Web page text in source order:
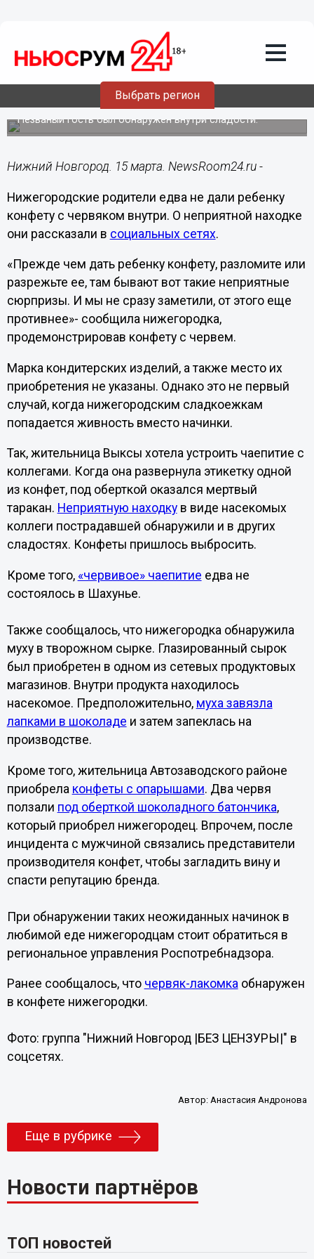
Выбрать регион
15.03.202119:10
Маленького нижегородца едва не
угостили червивой конфетой
Незваный гость был обнаружен внутри сладости.
Нижний Новгород. 15 марта. NewsRoom24.ru -
Нижегородские родители едва не дали ребенку
конфету с червяком внутри. О неприятной находке
они рассказали в социальных сетях.
«Прежде чем дать ребенку конфету, разломите или
разрежьте ее, там бывают вот такие неприятные
сюрпризы. И мы не сразу заметили, от этого еще
противнее»- сообщила нижегородка,
продемонстрировав конфету с червем.
Марка кондитерских изделий, а также место их
приобретения не указаны. Однако это не первый
случай, когда нижегородским сладкоежкам
попадается живность вместо начинки.
Так, жительница Выксы хотела устроить чаепитие с
коллегами. Когда она развернула этикетку одной
из конфет, под оберткой оказался мертвый
таракан. Неприятную находкув виде насекомых
коллеги пострадавшей обнаружили и в других
сладостях. Конфеты пришлось выбросить.
Кроме того, «червивое» чаепитие едва не
состоялось в Шахунье.
Также сообщалось, что нижегородка обнаружила
муху в творожном сырке. Глазированный сырок
был приобретен в одном из сетевых продуктовых
магазинов. Внутри продукта находилось
насекомое. Предположительно, муха завязла
лапками в шоколаде и затем запеклась на
производстве.
Кроме того, жительница Автозаводского районе
приобрела конфеты с опарышами. Два червя
ползали под оберткой шоколадного батончика,
который приобрел нижегородец. Впрочем, после
инцидента с мужчиной связались представители
производителя конфет, чтобы загладить вину и
спасти репутацию бренда.
При обнаружении таких неожиданных начинок в
любимой еде нижегородцам стоит обратиться в
региональное управления Роспотребнадзора.
Ранее сообщалось, что червяк-лакомкаобнаружен
в конфете нижегородки.
Фото: группа "Нижний Новгород |БЕЗ ЦЕНЗУРЫ|" в
соцсетях.
Автор:Анастасия Андронова
Еще в рубрике
Новости партнёров
ТОП новостей